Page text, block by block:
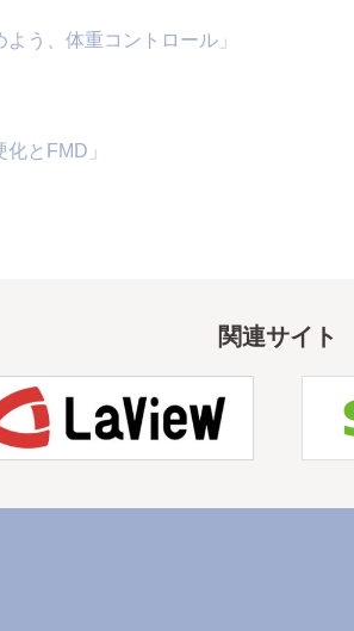
う、体重コントロール」
とFMD」
関連サイト